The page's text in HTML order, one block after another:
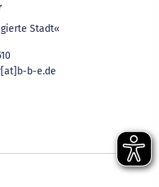
Stadt«
b-e.de